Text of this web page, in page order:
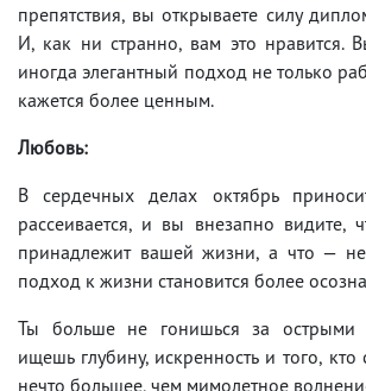
препятствия, вы открываете силу
И, как ни странно, вам это нравится.
иногда элегантный подход не только
кажется более ценным.
Любовь:
В сердечных делах октябрь
рассеивается, и вы внезапно видите,
принадлежит вашей жизни, а что —
подход к жизни становится более
Ты больше не гонишься за острыми
ищешь глубину, искренность и того, кто
нечто большее, чем мимолетное